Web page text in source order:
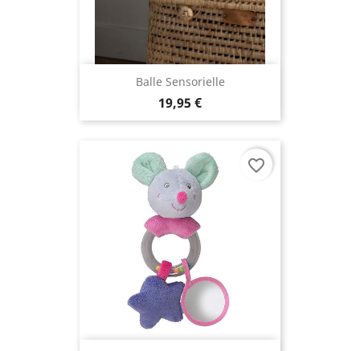
Balle Sensorielle
19,95 €
favorite_border